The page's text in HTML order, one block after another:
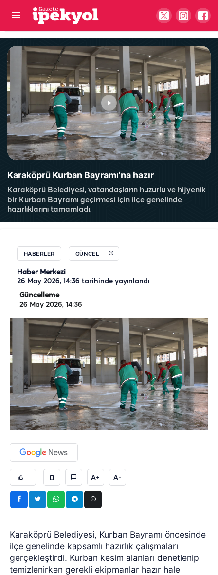
Karaköprü Kurban Bayramı'na hazır
Karaköprü Belediyesi, vatandaşların huzurlu ve hijyenik
bir Kurban Bayramı geçirmesi için ilçe genelinde
hazırlıklarını tamamladı.
HABERLER GÜNCEL
Haber Merkezi
26 May 2026, 14:36 tarihinde yayınlandı
Güncelleme
26 May 2026, 14:36
A+ A-
Karaköprü Belediyesi, Kurban Bayramı öncesinde
ilçe genelinde kapsamlı hazırlık çalışmaları
gerçekleştirdi. Kurban kesim alanları denetlenip
temizlenirken gerekli ekipmanlar hazır hale
Başkan Bucak müjdeyi verdi! Temeli atıldı